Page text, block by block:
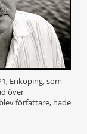
Enköping, som
över
författare, hade